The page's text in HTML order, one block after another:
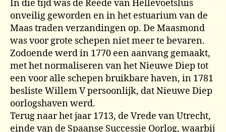
In die tijd was de Reede van Hellevoetsluis
onveilig geworden en in het estuarium van de
Maas traden verzandingen op. De Maasmond
was voor grote schepen niet meer te bevaren.
Zodoende werd in 1770 een aanvang gemaakt,
met het normaliseren van het Nieuwe Diep tot
een voor alle schepen bruikbare haven, in 1781
besliste Willem V persoonlijk, dat Nieuwe Diep
oorlogshaven werd.
Terug naar het jaar 1713, de Vrede van Utrecht,
einde van de Spaanse Successie Oorlog, waarbij